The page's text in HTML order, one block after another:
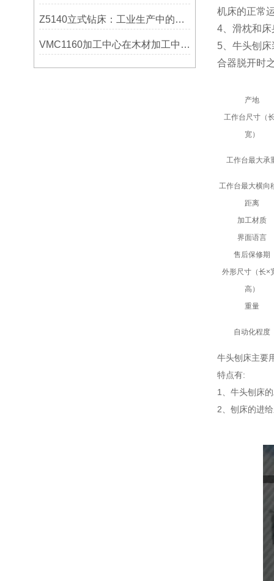
Z5140立式钻床：工业生产中的得力助手
VMC1160加工中心在木材加工中的应用
机床的正常
4、滑枕和
5、牛头刨
合器脱开时
产地
工作台尺寸（
宽）
工作台最大承
工作台最大横向
距离
加工材质
界面语言
售后保修期
外形尺寸（长×
高）
重量
自动化程度
牛头刨床主要
特点有:
1、牛头刨床
2、刨床的进